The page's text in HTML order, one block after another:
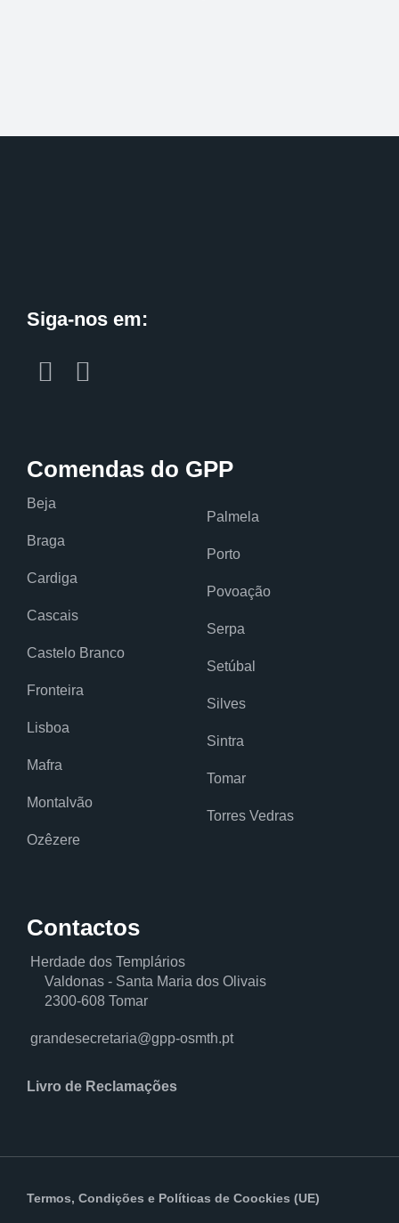
Siga-nos em:
Comendas do GPP
Beja
Braga
Cardiga
Cascais
Castelo Branco
Fronteira
Lisboa
Mafra
Montalvão
Ozêzere
Palmela
Porto
Povoação
Serpa
Setúbal
Silves
Sintra
Tomar
Torres Vedras
Contactos
Herdade dos Templários
Valdonas - Santa Maria dos Olivais
2300-608 Tomar
grandesecretaria@gpp-osmth.pt
Livro de Reclamações
Termos, Condições e Políticas de Coockies (UE)